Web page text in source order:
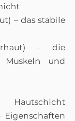
– das stabile
– die
und